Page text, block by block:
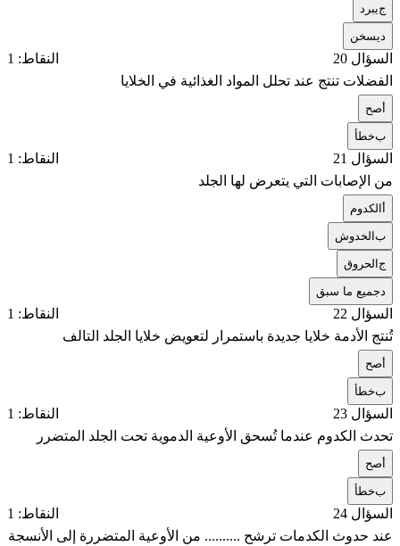
جيبرد
يسخن
السؤال 20
النقاط: 1
الفضلات تنتج عند تحلل المواد الغذائية في الخلايا
صح
بخطأ
السؤال 21
النقاط: 1
من الإصابات التي يتعرض لها الجلد
الكدوم
بالخدوش
جالحروق
جميع ما سبق
السؤال 22
النقاط: 1
تُنتج الأدمة خلايا جديدة باستمرار لتعويض خلايا الجلد التالف
صح
بخطأ
السؤال 23
النقاط: 1
تحدث الكدوم عندما تُسحق الأوعية الدموية تحت الجلد المتضرر
صح
بخطأ
السؤال 24
النقاط: 1
عند حدوث الكدمات ترشح .......... من الأوعية المتضررة إلى الأنسجة